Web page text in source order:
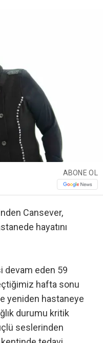
ABONE OL
Cansever,
hayatını
devam eden 59
hafta sonu
yeniden hastaneye
durumu kritik
seslerinden